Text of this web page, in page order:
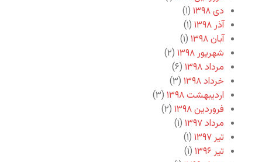
دی ۱۳۹۸
(۱)
آذر ۱۳۹۸
(۱)
آبان ۱۳۹۸
(۱)
شهریور ۱۳۹۸
(۲)
مرداد ۱۳۹۸
(۶)
خرداد ۱۳۹۸
(۳)
اردیبهشت ۱۳۹۸
(۳)
فروردین ۱۳۹۸
(۲)
مرداد ۱۳۹۷
(۱)
تیر ۱۳۹۷
(۱)
تیر ۱۳۹۶
(۱)